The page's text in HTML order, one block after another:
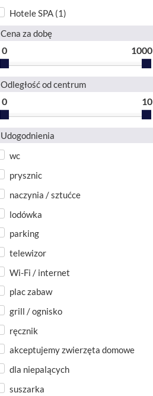
Hotele SPA (1)
Cena za dobę
0 1000
Odległość od centrum
0 10
Udogodnienia
wc
prysznic
naczynia / sztućce
lodówka
parking
telewizor
Wi-Fi / internet
plac zabaw
grill / ognisko
ręcznik
akceptujemy zwierzęta domowe
dla niepalących
suszarka